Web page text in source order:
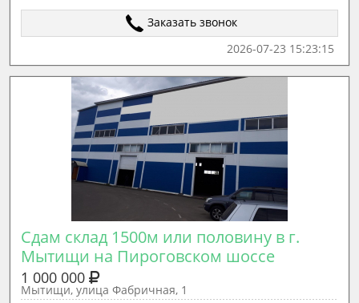
Заказать звонок
2026-07-23 15:23:15
Сдам склад 1500м или половину в г.
Мытищи на Пироговском шоссе
1 000 000
Мытищи, улица Фабричная, 1